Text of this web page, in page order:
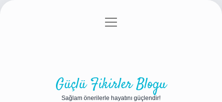
Gizlilik Politikası
menüyü
Güçlü Fikirler Blogu
Sağlam önerilerle hayatını güçlendir!